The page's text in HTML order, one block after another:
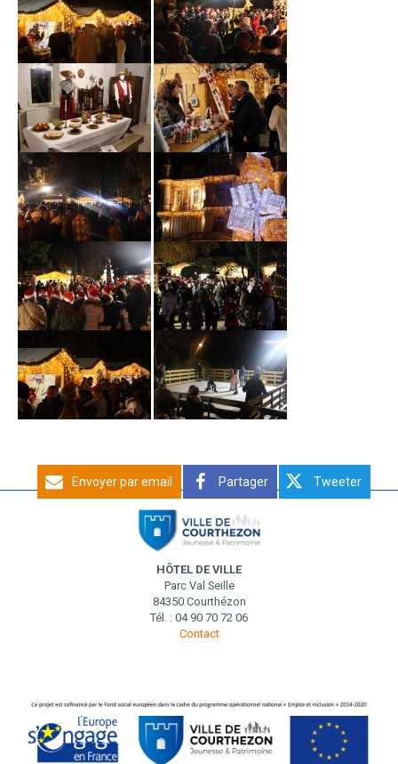
Envoyer par email Partager Tweeter
HÔTEL DE VILLE
Parc Val Seille
84350 Courthézon
Tél. : 04 90 70 72 06
Contact